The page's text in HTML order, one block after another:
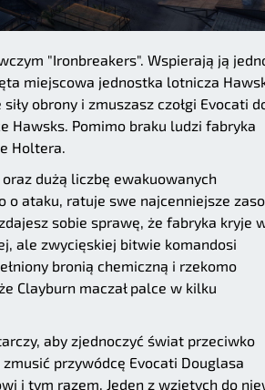
"Ironbreakers". Wspierają ją
miejscowa jednostka lotnicza
obrony i zmuszasz czołgi Evocati
Hawsks. Pomimo braku ludzi fabryka
Holtera.
dużą liczbę ewakuowanych
ataku, ratuje swe najcenniejsze
sobie sprawę, że fabryka kryje
ale zwycięskiej bitwie komandosi
bronią chemiczną i rzekomo
Clayburn maczał palce w kilku
aby zjednoczyć świat przeciwko
przywódcę Evocati Douglasa
i tym razem. Jeden z wziętych do